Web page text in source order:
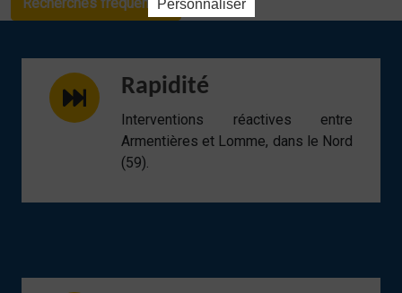
Rapidité
Interventions réactives entre
Armentières et Lomme, dans le Nord
(59).
Personnaliser